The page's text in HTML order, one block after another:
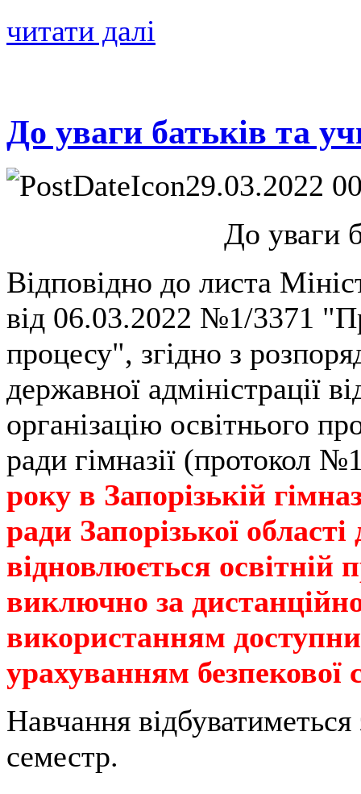
читати далі
До уваги батьків та
29.03.2022
До уваги
Відповідно до листа
від 06.03.2022 №1/3371
процесу", згідно з
державної адміністрації
організацію освітнього
ради гімназії (протокол
року в Запорізькій
ради Запорізької
відновлюється освітній
виключно за
використанням
урахуванням безпекової
Навчання відбуватиметься
семестр.